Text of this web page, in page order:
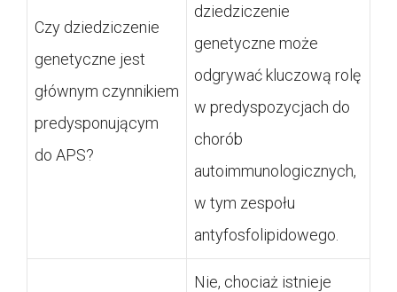
Czy dziedziczenie
genetyczne jest
głównym czynnikiem
predysponującym
do APS?
dziedziczenie
genetyczne może
odgrywać kluczową rolę
w predyspozycjach do
chorób
autoimmunologicznych,
w tym zespołu
antyfosfolipidowego.
Nie, chociaż istnieje